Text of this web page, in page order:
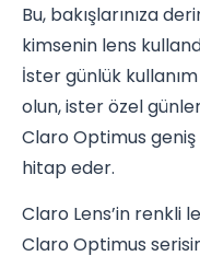
Bu, bakışlarınıza
kimsenin lens
İster günlük
olun, ister özel
Claro Optimus
hitap eder.
Claro Lens’in renkli
Claro Optimus